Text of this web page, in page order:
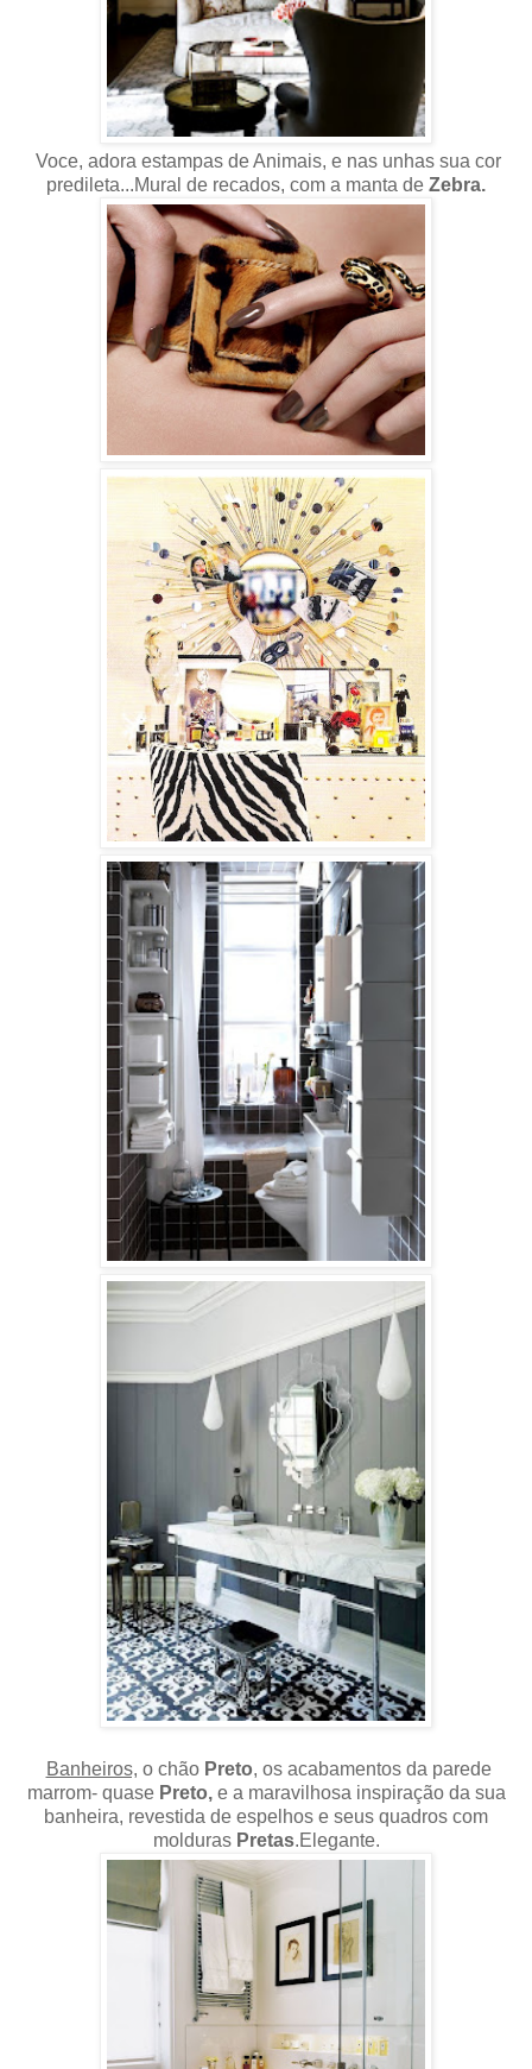
Voce, adora estampas de Animais, e nas unhas sua cor
predileta...Mural de recados, com a manta de Zebra.
Banheiros, o chão Preto, os acabamentos da parede
marrom- quase Preto,e a maravilhosa inspiração da sua
banheira, revestida de espelhos e seus quadros com
molduras Pretas.Elegante.